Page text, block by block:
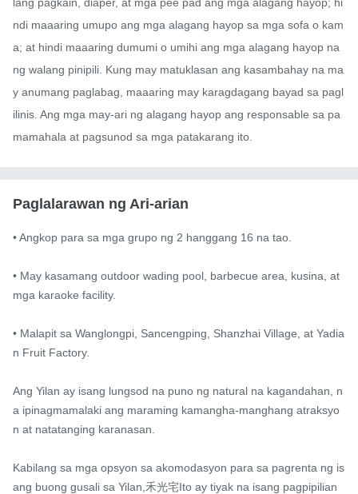
ndi maaaring umupo ang mga alagang hayop sa mga sofa o kam
a; at hindi maaaring dumumi o umihi ang mga alagang hayop na
ng walang pinipili. Kung may matuklasan ang kasambahay na ma
y anumang paglabag, maaaring may karagdagang bayad sa pagl
ilinis. Ang mga may-ari ng alagang hayop ang responsable sa pa
mamahala at pagsunod sa mga patakarang ito.
Paglalarawan ng Ari-arian
• Angkop para sa mga grupo ng 2 hanggang 16 na tao.
• May kasamang outdoor wading pool, barbecue area, kusina, at
mga karaoke facility.
• Malapit sa Wanglongpi, Sancengping, Shanzhai Village, at Yadia
n Fruit Factory.
Ang Yilan ay isang lungsod na puno ng natural na kagandahan, n
a ipinagmamalaki ang maraming kamangha-manghang atraksyo
n at natatanging karanasan.
Kabilang sa mga opsyon sa akomodasyon para sa pagrenta ng is
ang buong gusali sa Yilan,禾光宅Ito ay tiyak na isang pagpipilian